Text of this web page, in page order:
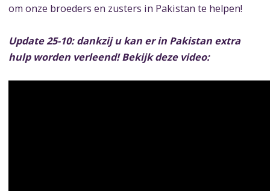
om onze broeders en zusters in Pakistan te helpen!
Update 25-10: dankzij u kan er in Pakistan extra
hulp worden verleend! Bekijk deze video: